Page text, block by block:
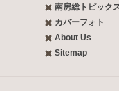
南房総トピック
カバーフォト
About Us
Sitemap